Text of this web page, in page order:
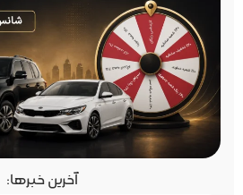
آخرین خبرها: